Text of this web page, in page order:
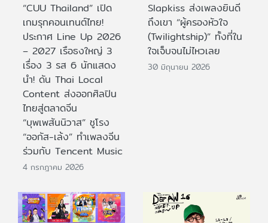
“CUU Thailand” เปิด
เกมรุกคอนเทนต์ไทย!
ประกาศ Line Up 2026
– 2027 เรือธงใหญ่ 3
เรื่อง 3 รส 6 นักแสดง
นำ! ดัน Thai Local
Content ส่งออกศิลปิน
ไทยสู่ตลาดจีน
“บุพเพสันนิวาส” ชูโรง
“ออกัส-เล้ง” ทำเพลงจีน
ร่วมกับ Tencent Music
4 กรกฎาคม 2026
Slapkiss ส่งเพลงยินดี
ถึงเขา “ผู้ครองหัวใจ
(Twilightship)” ทั้งที่ใน
ใจเจ็บจนไม่ไหวเลย
30 มิถุนายน 2026